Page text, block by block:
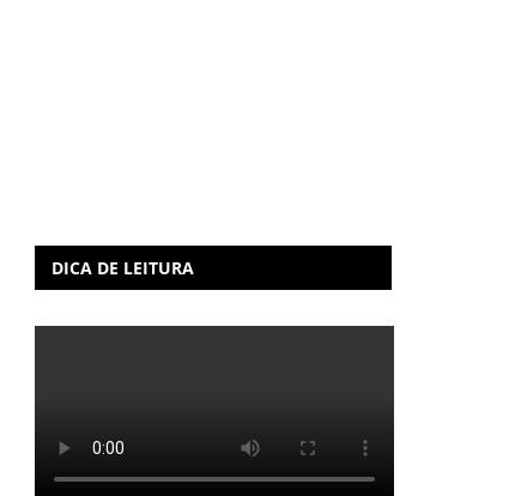
DICA DE LEITURA